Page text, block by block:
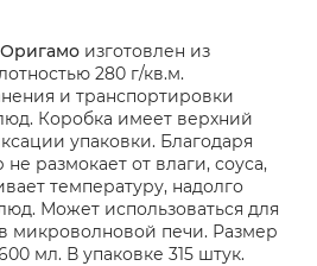
изготовлен из
280 г/кв.м.
и транспортировки
Коробка имеет верхний
упаковки. Благодаря
размокает от влаги, соуса,
температуру, надолго
Может использоваться для
микроволновой печи. Размер
мл. В упаковке 315 штук.